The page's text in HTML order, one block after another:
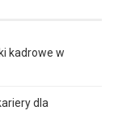
kadrowe w
dla